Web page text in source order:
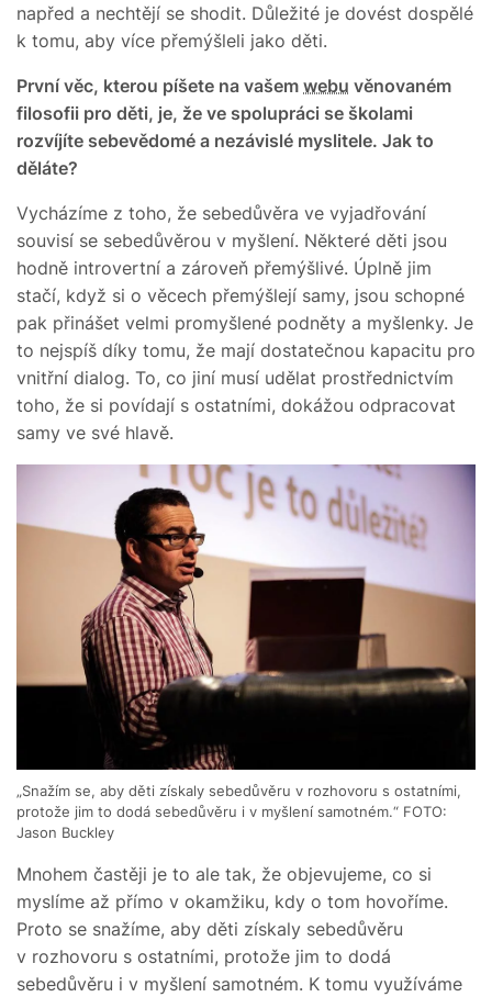
napřed a nechtějí se shodit. Důležité je dovést dospělé
k tomu, aby více přemýšleli jako děti.
První věc, kterou píšete na vašem webu věnovaném
filosofii pro děti, je, že ve spolupráci se školami
rozvíjíte sebevědomé a nezávislé myslitele. Jak to
děláte?
Vycházíme z toho, že sebedůvěra ve vyjadřování
souvisí se sebedůvěrou v myšlení. Některé děti jsou
hodně introvertní a zároveň přemýšlivé. Úplně jim
stačí, když si o věcech přemýšlejí samy, jsou schopné
pak přinášet velmi promyšlené podněty a myšlenky. Je
to nejspíš díky tomu, že mají dostatečnou kapacitu pro
vnitřní dialog. To, co jiní musí udělat prostřednictvím
toho, že si povídají s ostatními, dokážou odpracovat
samy ve své hlavě.
„Snažím se, aby děti získaly sebedůvěru v rozhovoru s ostatními,
protože jim to dodá sebedůvěru i v myšlení samotném.“ FOTO:
Jason Buckley
Mnohem častěji je to ale tak, že objevujeme, co si
myslíme až přímo v okamžiku, kdy o tom hovoříme.
Proto se snažíme, aby děti získaly sebedůvěru
v rozhovoru s ostatními, protože jim to dodá
sebedůvěru i v myšlení samotném. K tomu využíváme